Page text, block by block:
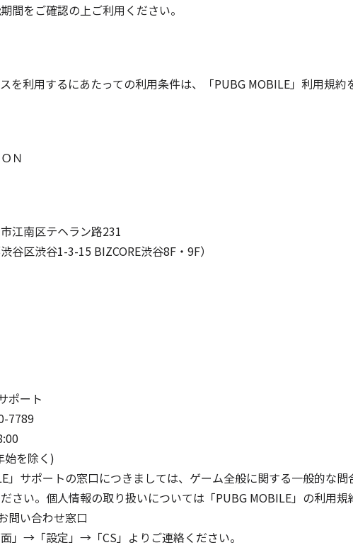
間をご確認の上ご利用ください。
を利用するにあたっての利用条件は、「PUBG MOBILE」利用規約
Ｎ
江南区テヘラン路231
谷区渋谷1-3-15 BIZCORE渋谷8F・9F）
ポート
7789
始を除く)
」サポートの窓口につきましては、ゲーム全般に関する一般的な
さい。個人情報の取り扱いについては「PUBG MOBILE」の利用規
問い合わせ窓口
」→「設定」→「CS」よりご連絡ください。